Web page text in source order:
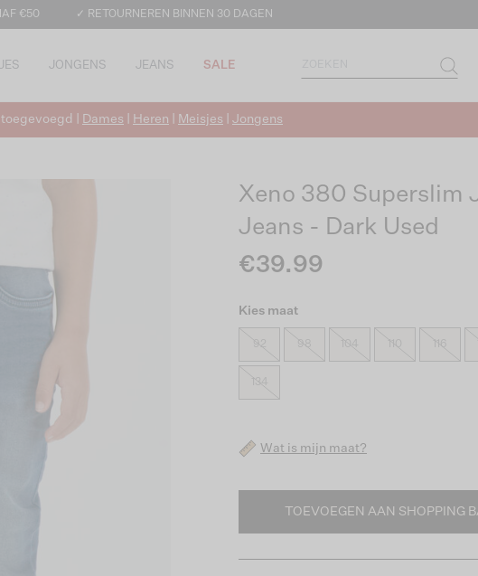
€50 ✓ RETOURNEREN BINNEN 30 DAGEN
JONGENS JEANS SALE
| Dames Heren Meisjes Jongens
Xeno 380 Superslim
Jeans - Dark Used
€39.99
Kies maat
98 104
Wat is mijn maat?
TOEVOEGEN AAN SHOPPING